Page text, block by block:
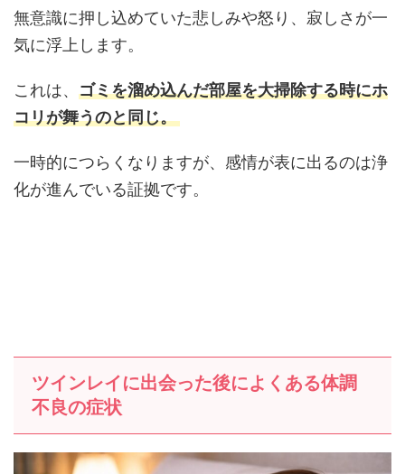
無意識に押し込めていた悲しみや怒り、寂しさが一
気に浮上します。
これは、 ゴミを溜め込んだ部屋を大掃除する時にホ
コリが舞うのと同じ。
一時的につらくなりますが、感情が表に出るのは浄
化が進んでいる証拠です。
ツインレイに出会った後によくある体調
不良の症状